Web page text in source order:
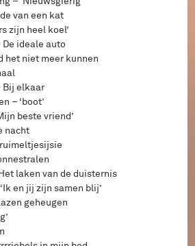
van een kat
zijn heel koel’
ideale auto
het niet meer kunnen
Bij elkaar
– ‘boot’
beste vriend’
nacht
laken van de duisternis
en jij zijn samen blij’
geheugen